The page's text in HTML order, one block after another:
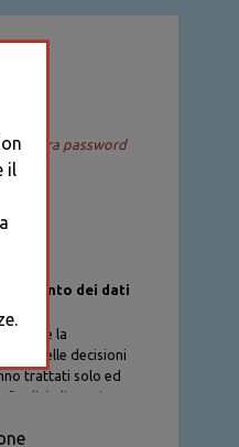
password
dei dati
richiede la
delle decisioni
trattati solo ed
finalità di gestione
Codice di
il